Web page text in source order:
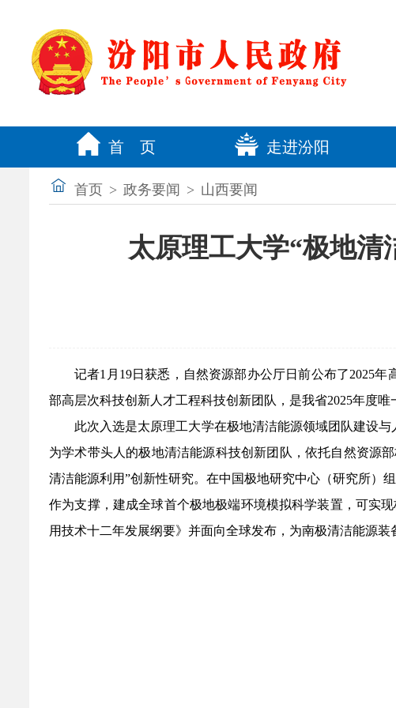
首 页 走进汾阳
首页 > 政务要闻 > 山西要闻
太原理工大学“极地清
记者1月19日获悉，自然资源部办公厅日前公布了2025
部高层次科技创新人才工程科技创新团队，是我省2025年度唯
此次入选是太原理工大学在极地清洁能源领域团队建设
为学术带头人的极地清洁能源科技创新团队，依托自然资源
清洁能源利用”创新性研究。在中国极地研究中心（研究所）
作为支撑，建成全球首个极地极端环境模拟科学装置，可实
用技术十二年发展纲要》并面向全球发布，为南极清洁能源